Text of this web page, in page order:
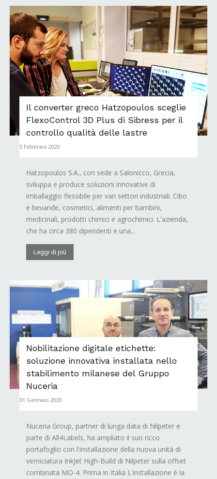
Il converter greco Hatzopoulos sceglie
FlexoControl 3D Plus di Sibress per il
controllo qualità delle lastre
5 Febbraio 2020
Hatzopoulos S.A., con sede a Salonicco, Grecia,
sviluppa e produce soluzioni innovative di
imballaggio flessibile per vari settori industriali: Cibo
e bevande, cosmetici, alimenti per bambini,
medicinali, prodotti chimici e agrochimici. L'azienda,
che ha circa 380 dipendenti e una...
Leggi di più
Nobilitazione digitale etichette:
soluzione innovativa installata nello
stabilimento milanese del Gruppo
Nuceria
31 Gennaio 2020
Nuceria Group, partner di lunga data di Nilpeter e
parte di All4Labels, ha ampliato il suo ricco
portafoglio con l'installazione della nuova unità di
verniciatura InkJet High-Build di Nilpeter sulla offset
combinata MO-4. Prima in Italia L'installazione è la